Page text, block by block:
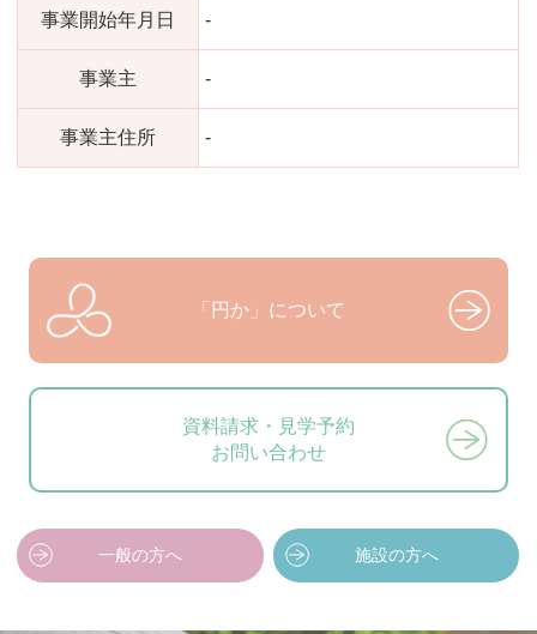
事業開始年月日 -
事業主 -
事業主住所 -
「円か」について
資料請求・見学予約
お問い合わせ
一般の方へ 施設の方へ